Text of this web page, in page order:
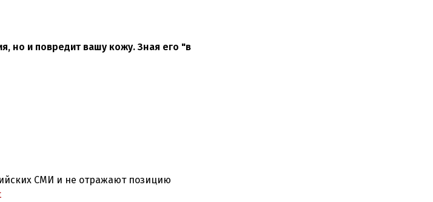
но и повредит вашу кожу. Зная его "в
СМИ и не отражают позицию